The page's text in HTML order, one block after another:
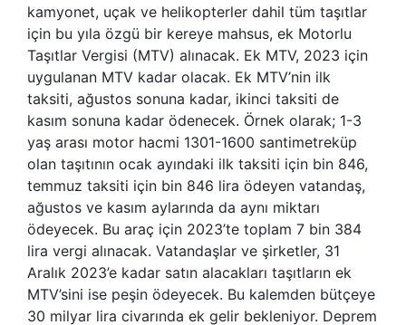
kamyonet, uçak ve helikopterler dahil tüm taşıtlar
için bu yıla özgü bir kereye mahsus, ek Motorlu
Taşıtlar Vergisi (MTV) alınacak. Ek MTV, 2023 için
uygulanan MTV kadar olacak. Ek MTV’nin ilk
taksiti, ağustos sonuna kadar, ikinci taksiti de
kasım sonuna kadar ödenecek. Örnek olarak; 1-3
yaş arası motor hacmi 1301-1600 santimetreküp
olan taşıtının ocak ayındaki ilk taksiti için bin 846,
temmuz taksiti için bin 846 lira ödeyen vatandaş,
ağustos ve kasım aylarında da aynı miktarı
ödeyecek. Bu araç için 2023’te toplam 7 bin 384
lira vergi alınacak. Vatandaşlar ve şirketler, 31
Aralık 2023’e kadar satın alacakları taşıtların ek
MTV’sini ise peşin ödeyecek. Bu kalemden bütçeye
30 milyar lira civarında ek gelir bekleniyor. Deprem